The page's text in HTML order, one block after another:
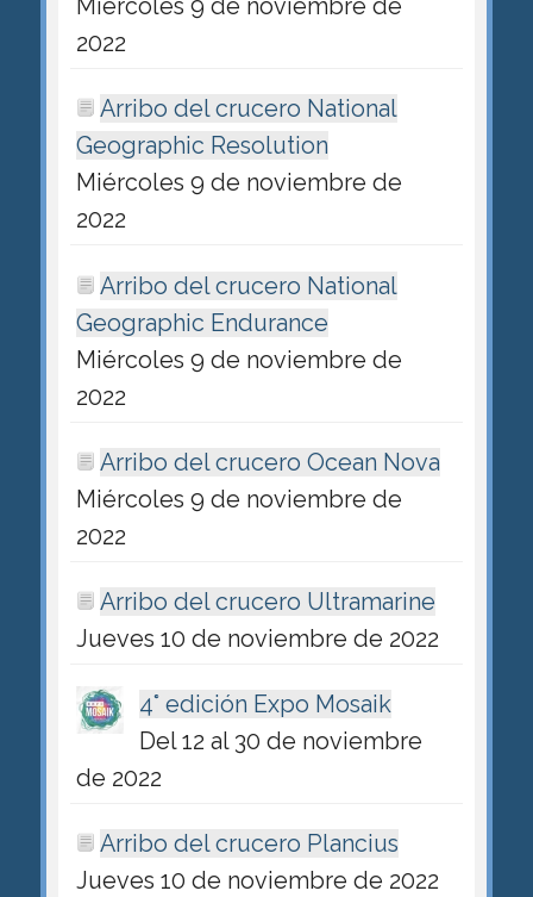
Miércoles 9 de noviembre de
2022
Arribo del crucero National
Geographic Resolution
Miércoles 9 de noviembre de
2022
Arribo del crucero National
Geographic Endurance
Miércoles 9 de noviembre de
2022
Arribo del crucero Ocean Nova
Miércoles 9 de noviembre de
2022
Arribo del crucero Ultramarine
Jueves 10 de noviembre de 2022
4° edición Expo Mosaik
Del 12 al 30 de noviembre
de 2022
Arribo del crucero Plancius
Jueves 10 de noviembre de 2022